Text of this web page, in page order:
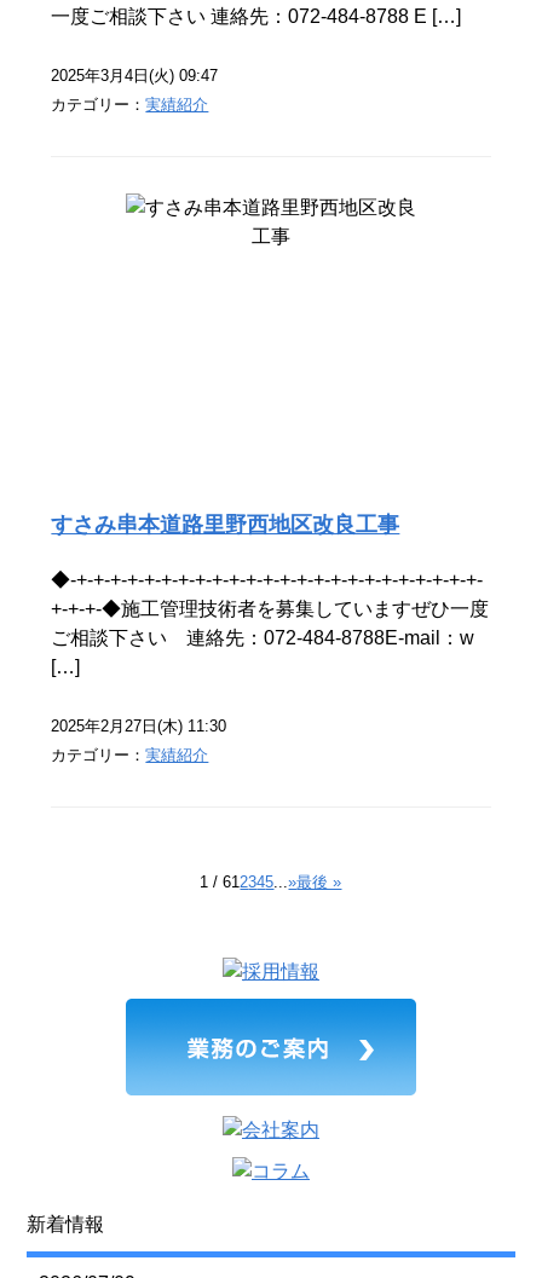
一度ご相談下さい 連絡先：072-484-8788 E […]
2025年3月4日(火) 09:47
カテゴリー：実績紹介
すさみ串本道路里野西地区改良工事
◆-+-+-+-+-+-+-+-+-+-+-+-+-+-+-+-+-+-+-+-+-+-+-+-+-
+-+-+-◆施工管理技術者を募集していますぜひ一度
ご相談下さい 連絡先：072-484-8788E-mail：w
[…]
2025年2月27日(木) 11:30
カテゴリー：実績紹介
1 / 612345...»最後 »
新着情報